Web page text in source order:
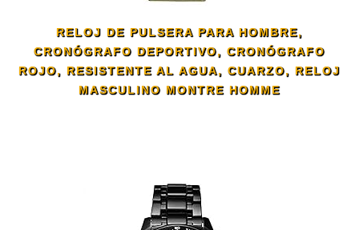
RELOJ DE PULSERA PARA HOMBRE,
CRONÓGRAFO DEPORTIVO, CRONÓGRAFO
ROJO, RESISTENTE AL AGUA, CUARZO, RELOJ
MASCULINO MONTRE HOMME